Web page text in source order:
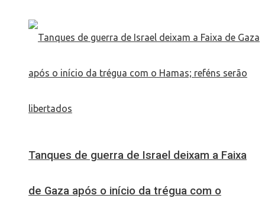
Tanques de guerra de Israel deixam a Faixa
de Gaza após o início da trégua com o